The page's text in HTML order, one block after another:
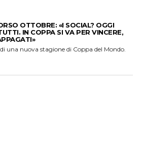
OTTOBRE: «I SOCIAL? OGGI
IN COPPA SI VA PER VINCERE,
una nuova stagione di Coppa del Mondo.